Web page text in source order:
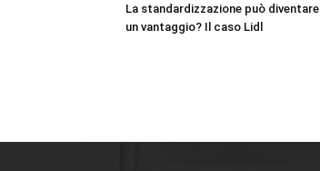
La standardizzazione può diventare
un vantaggio? Il caso Lidl